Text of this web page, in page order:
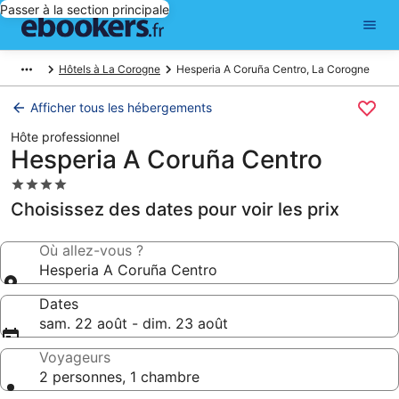
Passer à la section principale
Hôtels à La Corogne Hesperia A Coruña Centro, La Corogne
Afficher tous les hébergements
Hôte professionnel
Hesperia A Coruña Centro
Hébergement
4.0 étoiles
Choisissez des dates pour voir les prix
Où allez-vous ?
Hesperia A Coruña Centro
Dates
sam. 22 août - dim. 23 août
Voyageurs
2 personnes, 1 chambre